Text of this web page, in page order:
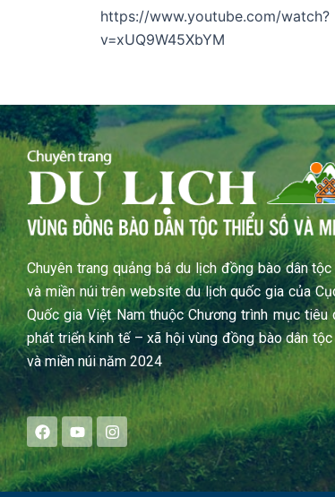
https://www.youtube.com/watch?
v=xUQ9W45XbYM
Chuyên trang quảng bá du lịch đồng bào dân
và miền núi trên website du lịch quốc gia của
Quốc gia Việt Nam thuộc Chương trình mục tiêu
phát triển kinh tế – xã hội vùng đồng bào dân
và miền núi năm 2024
F
a
c
e
b
Y
o
u
t
u
I
n
s
t
a